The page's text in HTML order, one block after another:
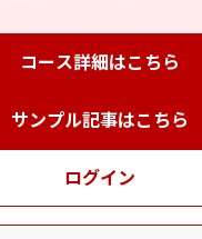
コース詳細はこちら
サンプル記事はこちら
ログイン